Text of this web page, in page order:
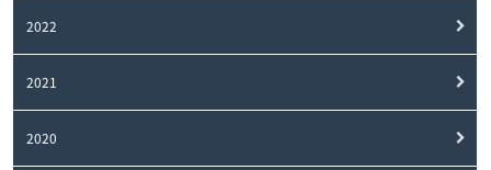
2022
2021
2020